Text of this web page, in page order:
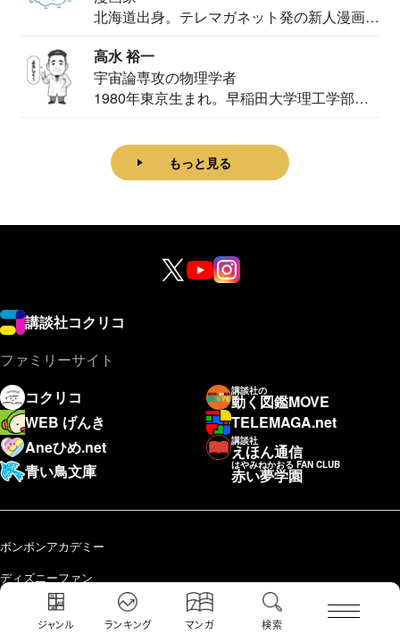
ジャンル ランキング マンガ 検索
北海道出身。テレマガネット発の新人漫画
高水 裕一
宇宙論専攻の物理学者
1980年東京生まれ。早稲田大学理工学部物
もっと見る
講談社コクリコ
ファミリーサイト
コクリコ
講談社の
動く図鑑MOVE
WEB げんき
TELEMAGA.net
Aneひめ.net
講談社
えほん通信
青い鳥文庫
はやみねかおる FAN CLUB
赤い夢学園
ボンボンアカデミー
ディズニーファン
講談社の学習まんが 日本の歴史